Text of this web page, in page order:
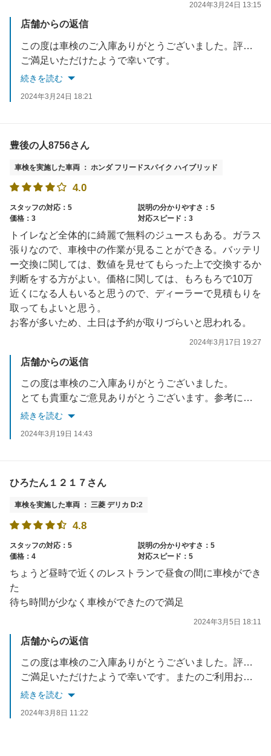
2024年3月24日 13:15
店舗からの返信
この度は車検のご入庫ありがとうございました。評価も合わせてありがとうございます。
ご満足いただけたようで幸いです。
またのご利用お待ちしております！
続きを読む
2024年3月24日 18:21
豊後の人8756さん
車検を実施した車両 ： ホンダ フリードスパイク ハイブリッド
4.0
スタッフの対応：5
説明の分かりやすさ：5
価格：3
対応スピード：3
トイレなど全体的に綺麗で無料のジュースもある。ガラス
張りなので、車検中の作業が見ることができる。バッテリ
ー交換に関しては、数値を見せてもらった上で交換するか
判断をする方がよい。価格に関しては、もろもろで10万
近くになる人もいると思うので、ディーラーで見積もりを
取ってもよいと思う。
お客が多いため、土日は予約が取りづらいと思われる。
2024年3月17日 19:27
店舗からの返信
この度は車検のご入庫ありがとうございました。
とても貴重なご意見ありがとうございます。参考にさせていただきます。
今後も快適にご利用出来るようスタッフ一同、日々改善して参りますので、よろしくお願いいたします。
続きを読む
2024年3月19日 14:43
ひろたん１２１７さん
車検を実施した車両 ： 三菱 デリカ D:2
4.8
スタッフの対応：5
説明の分かりやすさ：5
価格：4
対応スピード：5
ちょうど昼時で近くのレストランで昼食の間に車検ができ
た
待ち時間が少なく車検ができたので満足
2024年3月5日 18:11
店舗からの返信
この度は車検のご入庫ありがとうございました。評価も合わせてありがとうございます。
ご満足いただけたようで幸いです。またのご利用お待ちしております。
続きを読む
2024年3月8日 11:22